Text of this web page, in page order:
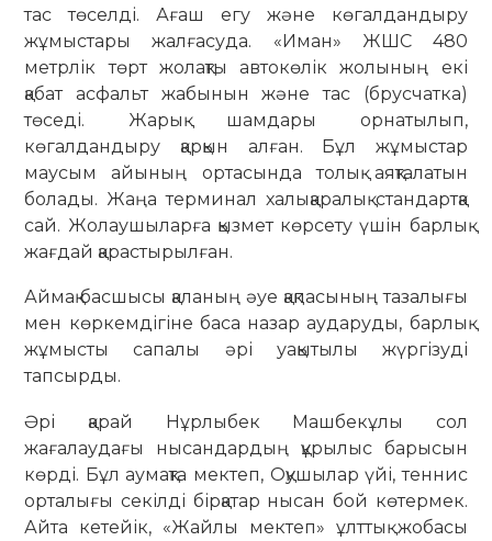
тас төселді. Ағаш егу және көгалдандыру
жұмыстары жалғасуда. «Иман» ЖШС 480
метрлік төрт жолақты автокөлік жолының екі
қабат асфальт жабынын және тас (брусчатка)
төседі. Жарық шамдары орнатылып,
көгалдандыру қарқын алған. Бұл жұмыстар
маусым айының ортасында толық аяқталатын
болады. Жаңа терминал халықаралық стандартқа
сай. Жолаушыларға қызмет көрсету үшін барлық
жағдай қарастырылған.
Аймақ басшысы қаланың әуе қақпасының тазалығы
мен көркемдігіне баса назар аударуды, барлық
жұмысты сапалы әрі уақытылы жүргізуді
тапсырды.
Әрі қарай Нұрлыбек Машбекұлы сол
жағалаудағы нысандардың құрылыс барысын
көрді. Бұл аумақта мектеп, Оқушылар үйі, теннис
орталығы секілді бірқатар нысан бой көтермек.
Айта кетейік, «Жайлы мектеп» ұлттық жобасы